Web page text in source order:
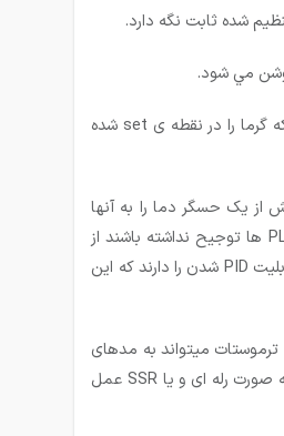
شده ثابت نگه دارد.
ترموستات از ترکیب کلمات یونانیThermo(گرما) و statos (توقف و ماندن) تشکیل شده است. بنابراین از ادغام این دو کلمه متوجه می­شویم که ترموستات وسیله ای است که گرما را در نقطه­ ی set شده
از یک حسگر دما را به آنها
متصل کرد تا دما را نمایش دهند. توانایی خواندن و نمایش مقدار دما را PLC ها نیز دارا می باشد. اما از آنجایی که شاید از لحاظ اقتصادی در خیلی از موارد استفاده از PLC ها توجیح نداشته باشند از
ترموستات می توان بهره برد.بعضی از ترموستات ها همچنین قابلیت شبکه شدن در پروسه ی صنعتی را دارند. می توانند چندین آلارم را از آنها خواند. همچنین ترموستات ها قابلیت PID شدن را دارند که این
می­تواند به مدهای
مختلفی تعریف شود می­تواند خروجی ترموستات( یعنی روش­های رسیدن به دمای تنظیم شده توسط کاربر) بصورت ON/OFF باشدکه در این حالت خروجی ترموستات میتواند به صورت رله ای و یا SSR عمل